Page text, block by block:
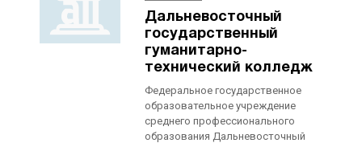
Дальневосточный
государственный
гуманитарно-
технический колледж
Федеральное государственное
образовательное учреждение
среднего профессионального
образования Дальневосточный